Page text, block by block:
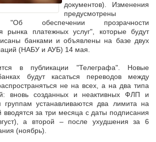
документов). Изменения
предусмотрены
"Об обеспечении прозрачности
рынка платежных услуг", которые будут
банками и объявлены на базе двух
(НАБУ и АУБ) 14 мая.
в публикации "Телеграфа". Новые
будут касаться переводов между
не на всех, а на два типа
вновь созданных и неактивных ФЛП и
устанавливаются два лимита на
за три месяца с даты подписания
а второй – после ухудшения за 6
(ноябрь).